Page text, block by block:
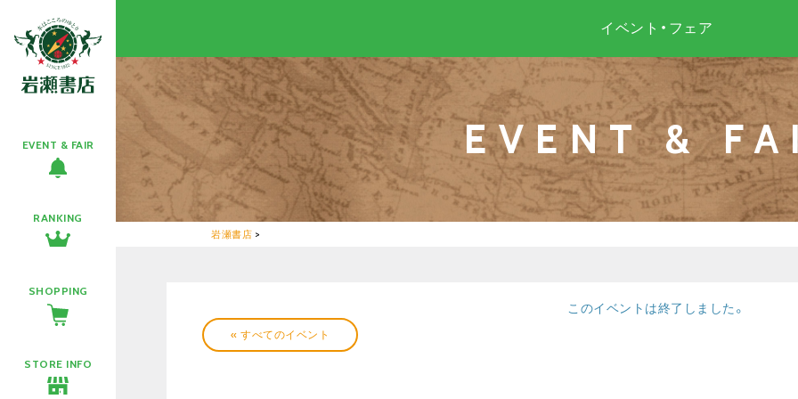
EVENT & FAIR
RANKING
SHOPPING
STORE INFO
イベント・フェア
EVENT &
岩瀬書店 >
« すべてのイベント
このイベントは終了しました。